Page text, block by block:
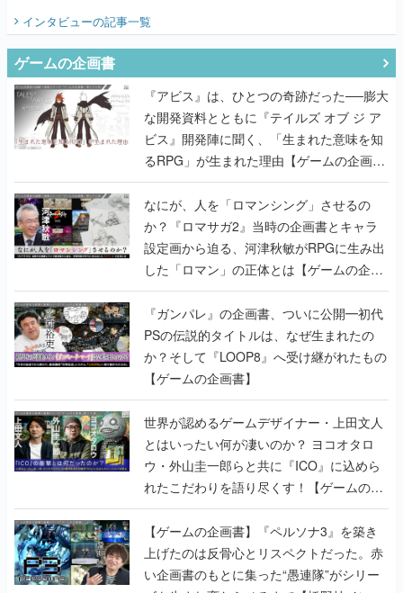
インタビューの記事一覧
ゲームの企画書
『アビス』は、ひとつの奇跡だった──膨大
な開発資料とともに『テイルズ オブ ジ ア
ビス』開発陣に聞く、「生まれた意味を知
るRPG」が生まれた理由【ゲームの企画
書】
なにが、人を「ロマンシング」させるの
か？『ロマサガ2』当時の企画書とキャラ
設定画から迫る、河津秋敏がRPGに生み出
した「ロマン」の正体とは【ゲームの企画
書】
『ガンパレ』の企画書、ついに公開━初代
PSの伝説的タイトルは、なぜ生まれたの
か？そして『LOOP8』へ受け継がれたもの
【ゲームの企画書】
世界が認めるゲームデザイナー・上田文人
とはいったい何が凄いのか？ ヨコオタロ
ウ・外山圭一郎らと共に『ICO』に込めら
れたこだわりを語り尽くす！【ゲームの企
画書】
【ゲームの企画書】『ペルソナ3』を築き
上げたのは反骨心とリスペクトだった。赤
い企画書のもとに集った“愚連隊”がシリー